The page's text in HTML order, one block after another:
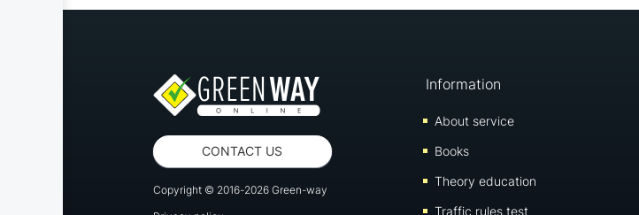
CONTACT US
Copyright © 2016-2026 Green-way
Information
About service
Books
Theory education
Traffic rules test